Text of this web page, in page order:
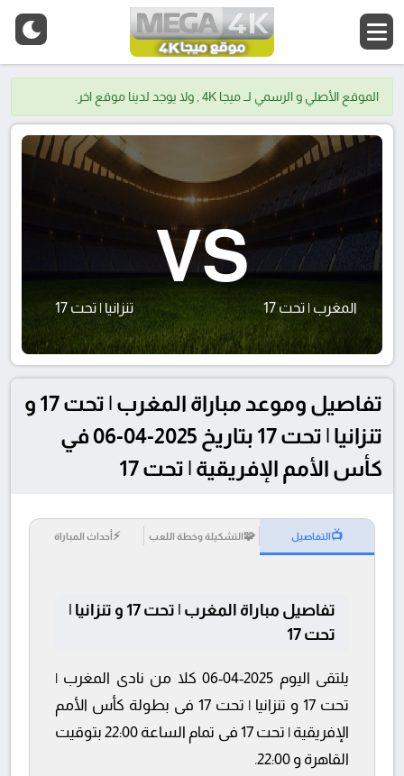
الموقع الأصلي و الرسمي لــ ميجا 4K , ولا يوجد لدينا موقع اخر.
المغرب | تحت 17
VS
تنزانيا | تحت 17
تفاصيل وموعد مباراة المغرب | تحت 17 و
تنزانيا | تحت 17 بتاريخ 2025-04-06 في
كأس الأمم الإفريقية | تحت 17
📺التفاصيل 🧩التشكيلة وخطة اللعب ⚡أحداث المباراة
تفاصيل مباراة المغرب | تحت 17 و تنزانيا |
تحت 17
يلتقى اليوم 2025-04-06 كلا من نادى المغرب |
تحت 17 و تنزانيا | تحت 17 فى بطولة كأس الأمم
الإفريقية | تحت 17 فى تمام الساعة 22:00 بتوقيت
القاهرة و 22:00.